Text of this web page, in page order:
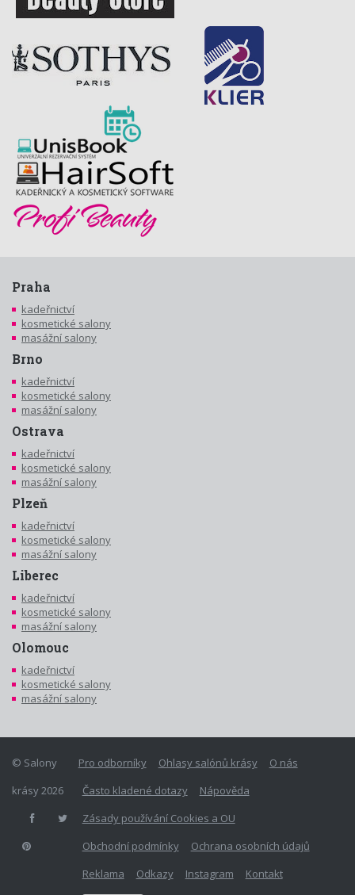
Praha
kadeřnictví
kosmetické salony
masážní salony
Brno
kadeřnictví
kosmetické salony
masážní salony
Ostrava
kadeřnictví
kosmetické salony
masážní salony
Plzeň
kadeřnictví
kosmetické salony
masážní salony
Liberec
kadeřnictví
kosmetické salony
masážní salony
Olomouc
kadeřnictví
kosmetické salony
masážní salony
Pro odborníky Ohlasy salónů krásy
O nás
Často kladené dotazy
Nápověda
Zásady používání Cookies a OU
Obchodní podmínky
Ochrana osobních údajů
Reklama
Odkazy Instagram Kontakt
© Salony
krásy 2026